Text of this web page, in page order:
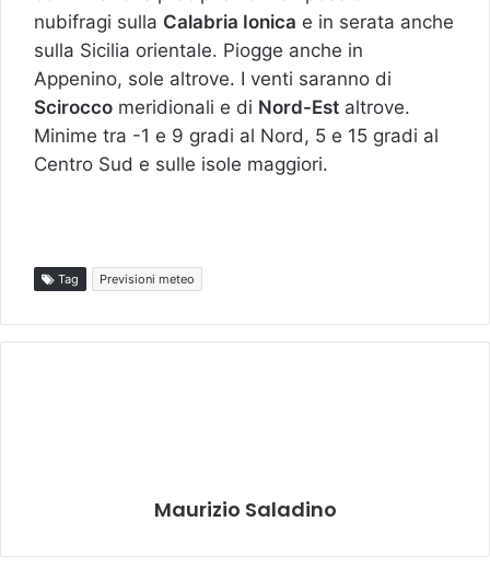
nubifragi sulla Calabria Ionica e in serata anche
sulla Sicilia orientale. Piogge anche in
Appenino, sole altrove. I venti saranno di
Scirocco meridionali e di Nord-Est altrove.
Minime tra -1 e 9 gradi al Nord, 5 e 15 gradi al
Centro Sud e sulle isole maggiori.
Tag Previsioni meteo
Maurizio Saladino